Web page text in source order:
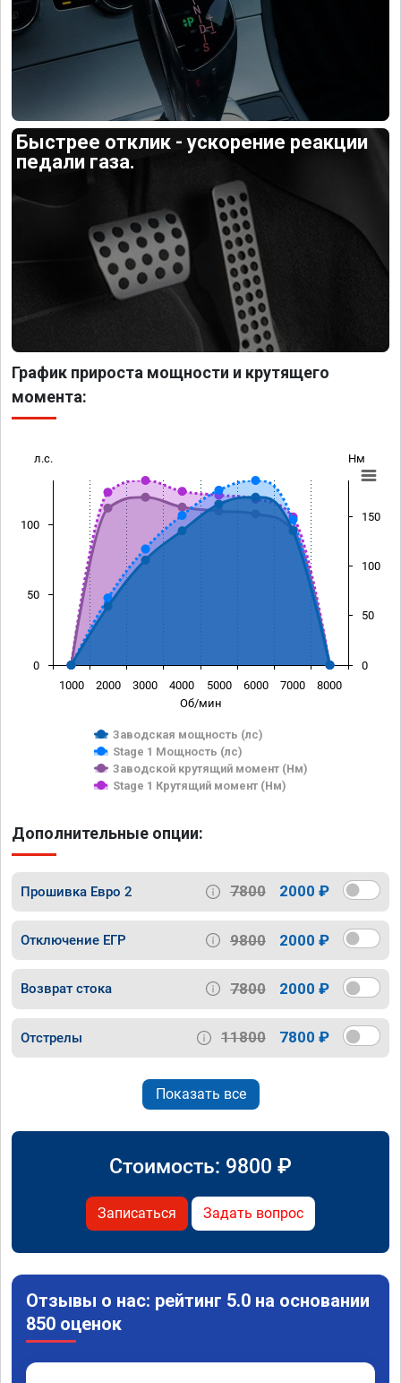
Быстрее отклик - ускорение реакции
педали газа.
График прироста мощности и крутящего
момента:
Об/мин
л.с. Нм
Заводская мощность (лс)
Stage 1 Мощность (лс)
Заводской крутящий момент (Нм)
Stage 1 Крутящий момент (Нм)
1000 2000 3000 4000 5000 6000 7000 8000
0
50
100
0
50
100
150
Дополнительные опции:
Прошивка Евро 2 7800 2000 ₽
Отключение ЕГР 9800 2000 ₽
Возврат стока 7800 2000 ₽
Отстрелы 11800 7800 ₽
Показать все
Стоимость: 9800 ₽
Записаться Задать вопрос
Отзывы о нас: рейтинг 5.0 на основании
850 оценок